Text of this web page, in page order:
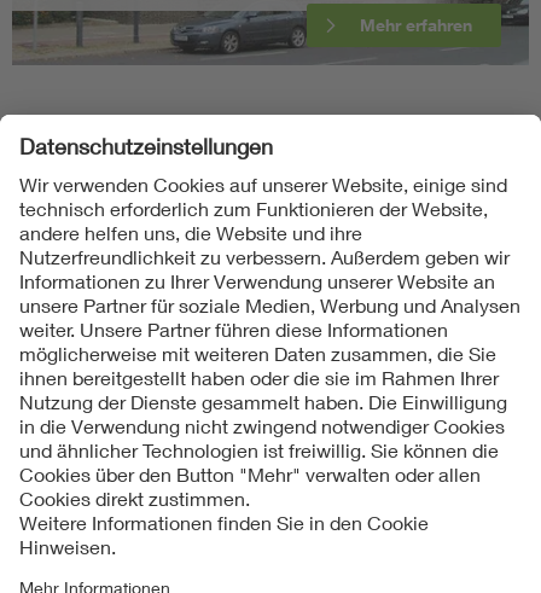
Mehr erfahren
Folgen Sie uns
Kontakte
Service
Impressum
Datenschutzinformationen